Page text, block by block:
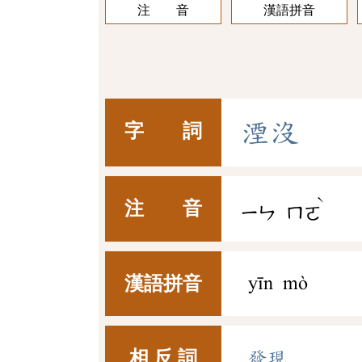
注 音 漢語拼音
字 詞 湮 沒
注 音 ㄧㄣ ㄇㄛ
ˋ
漢語拼音 yīn mò
發現